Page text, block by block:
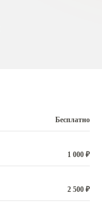
Бесплатно
1 000 ₽
2 500 ₽